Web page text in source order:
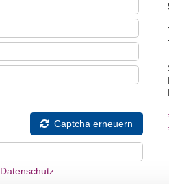
Captcha erneuern
Datenschutz